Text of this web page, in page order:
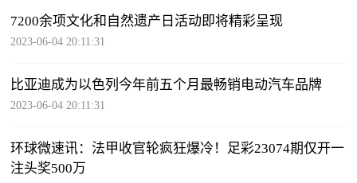
7200余项文化和自然遗产日活动即将精彩呈现
2023-06-04 20:11:31
比亚迪成为以色列今年前五个月最畅销电动汽车品牌
2023-06-04 20:11:31
环球微速讯：法甲收官轮疯狂爆冷！足彩23074期仅开一
注头奖500万